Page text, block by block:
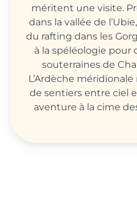
méritent une visite.
dans la vallée de
du rafting dans les
à la spéléologie pour
souterraines de
L’Ardèche
de sentiers entre ciel
aventure à la cime